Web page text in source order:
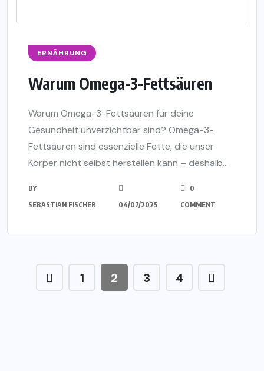
ERNÄHRUNG
Warum Omega-3-Fettsäuren
Warum Omega-3-Fettsäuren für deine
Gesundheit unverzichtbar sind? Omega-3-
Fettsäuren sind essenzielle Fette, die unser
Körper nicht selbst herstellen kann – deshalb...
BY
SEBASTIAN FISCHER
04/07/2025
0
COMMENT
1 2 3 4